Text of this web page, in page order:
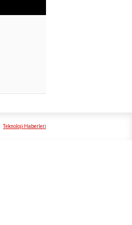
Teknoloji Haberleri